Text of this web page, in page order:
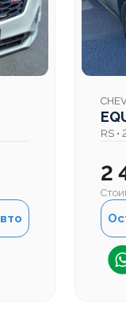
RS •
2